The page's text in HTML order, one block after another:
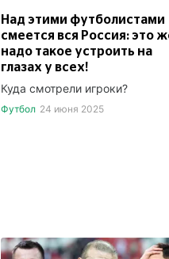
Над этими футболистами
смеется вся Россия: это
надо такое устроить на
глазах у всех!
Куда смотрели игроки?
Футбол 24 июня 2025